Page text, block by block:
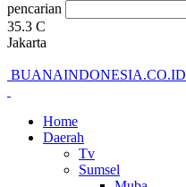
pencarian
35.3 C
Jakarta
BUANAINDONESIA.CO.ID
Home
Daerah
Tv
Sumsel